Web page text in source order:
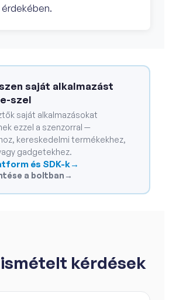
saját alkalmazást
szel
saját alkalmazásokat
ezzel a szenzorral —
kereskedelmi termékekhez,
gadgetekhez.
és SDK-k→
a boltban →
kérdések